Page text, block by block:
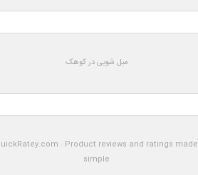
مبل شویی در کوهک
: Product reviews and ratings made
simple